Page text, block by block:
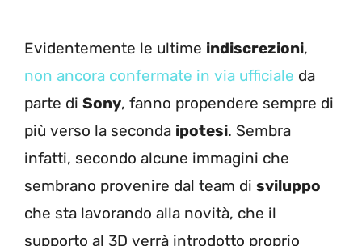
Evidentemente le ultime indiscrezioni,
non ancora confermate in via ufficiale da
parte di Sony, fanno propendere sempre di
più verso la seconda ipotesi. Sembra
infatti, secondo alcune immagini che
sembrano provenire dal team di sviluppo
che sta lavorando alla novità, che il
supporto al 3D verrà introdotto proprio